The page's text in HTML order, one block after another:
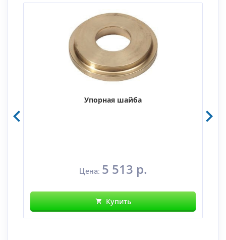
Упорная шайба
Цена: 5 513 р.
Купить